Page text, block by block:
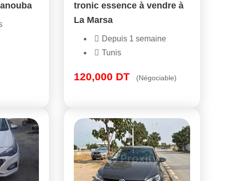
tronic essence à vendre à
La Marsa
Depuis 1 semaine
Tunis
120,000 DT (Négociable)